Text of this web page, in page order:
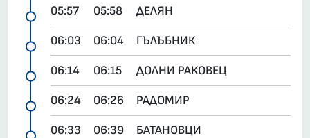
05:57 05:58 ДЕЛЯН
06:03 06:04 ГЪЛЪБНИК
06:14 06:15 ДОЛНИ РАКОВЕЦ
06:24 06:26 РАДОМИР
06:33 06:39 БАТАНОВЦИ